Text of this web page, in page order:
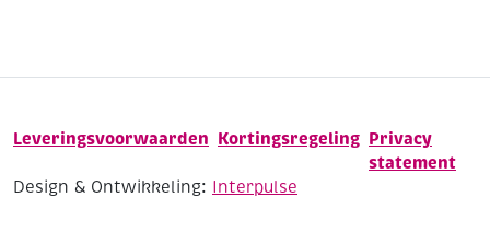
Leveringsvoorwaarden Kortingsregeling Privacy
statement
Design & Ontwikkeling: Interpulse